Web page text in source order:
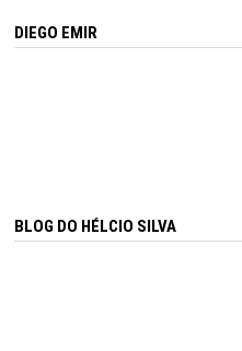
DIEGO EMIR
BLOG DO HÉLCIO SILVA